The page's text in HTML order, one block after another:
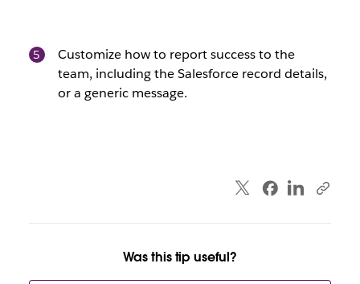
Customize how to report success to the
team, including the Salesforce record details,
or a generic message.
Was this tip useful?